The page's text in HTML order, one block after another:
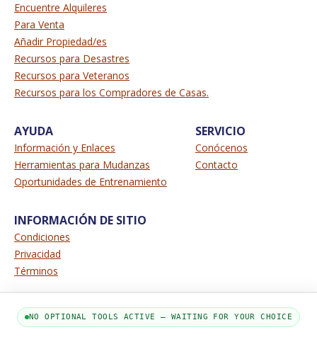
Encuentre Alquileres
Para Venta
Añadir Propiedad/es
Recursos para Desastres
Recursos para Veteranos
Recursos para los Compradores de Casas.
AYUDA
Información y Enlaces
Herramientas para Mudanzas
Oportunidades de Entrenamiento
SERVICIO
Conócenos
Contacto
INFORMACIÓN DE SITIO
Condiciones
Privacidad
Términos
PARTE DE LA RED MYHOUSINGSEARCH
NO OPTIONAL TOOLS ACTIVE — WAITING FOR YOUR CHOICE